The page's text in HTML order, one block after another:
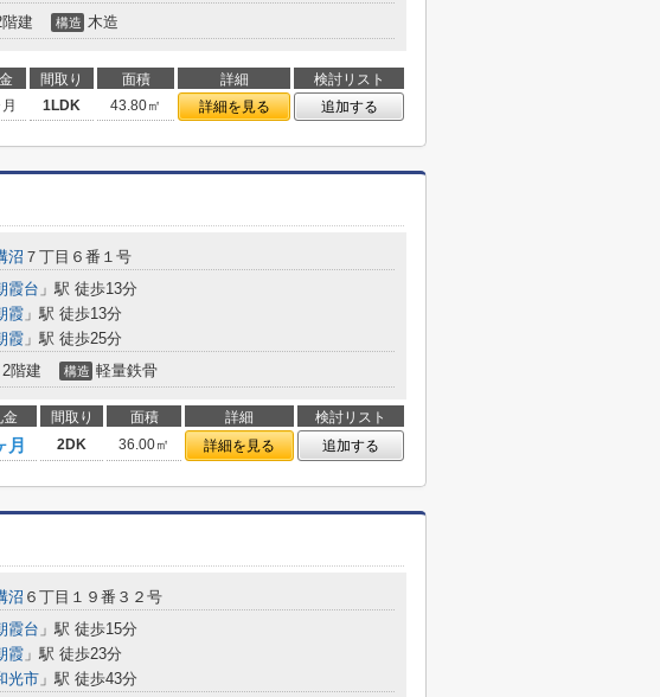
建 構造 木造
間取り 面積 詳細
検討リスト
1LDK 43.80㎡ 詳細を見る 追加する
沼 ７丁目６番１号
霞台 」駅 徒歩13分
霞 」駅 徒歩13分
霞 」駅 徒歩25分
2階建 構造 軽量鉄骨
金 間取り 面積 詳細
検討リスト
月 2DK 36.00㎡ 詳細を見る 追加する
沼 ６丁目１９番３２号
霞台 」駅 徒歩15分
霞 」駅 徒歩23分
光市 」駅 徒歩43分